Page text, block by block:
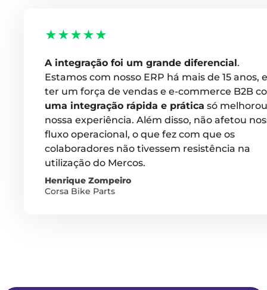
★★★★★
A integração foi um grande diferencial.
Estamos com nosso ERP há mais de 15 anos, e
ter um força de vendas e e-commerce B2B
uma integração rápida e prática só melhorou
nossa experiência. Além disso, não afetou
fluxo operacional, o que fez com que os
colaboradores não tivessem resistência na
utilização do Mercos.
Henrique Zompeiro
Corsa Bike Parts